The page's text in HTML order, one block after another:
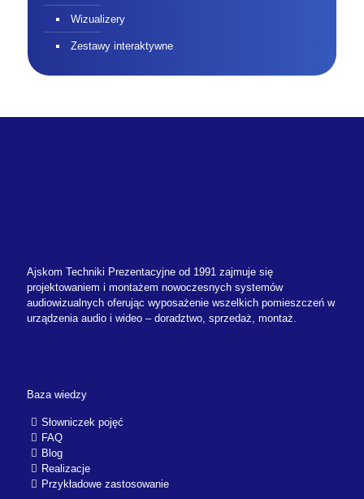
Wizualizery
Zestawy interaktywne
Ajskom Techniki Prezentacyjne od 1991 zajmuje się
projektowaniem i montażem nowoczesnych systemów
audiowizualnych oferując wyposażenie wszelkich pomieszczeń w
urządzenia audio i wideo – doradztwo, sprzedaż, montaż.
Baza wiedzy
Słowniczek pojęć
FAQ
Blog
Realizacje
Przykładowe zastosowanie